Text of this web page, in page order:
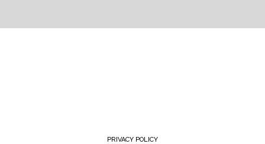
PRIVACY POLICY